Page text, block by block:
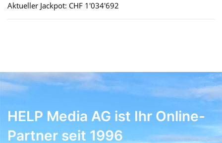
Aktueller Jackpot: CHF 1'034'692
HELP Media AG ist Ihr Online-
Partner seit 1996